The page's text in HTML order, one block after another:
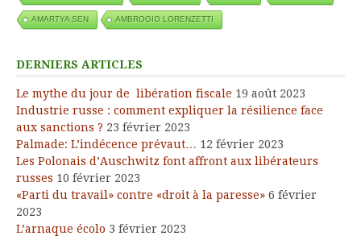
AMARTYA SEN AMBROGIO LORENZETTI
DERNIERS ARTICLES
Le mythe du jour de libération fiscale 19 août 2023
Industrie russe : comment expliquer la résilience face
aux sanctions ? 23 février 2023
Palmade: L’indécence prévaut… 12 février 2023
Les Polonais d’Auschwitz font affront aux libérateurs
russes 10 février 2023
«Parti du travail» contre «droit à la paresse» 6 février
2023
L’arnaque écolo 3 février 2023